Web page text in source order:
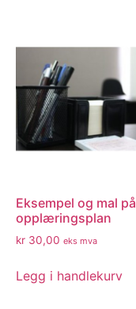
Eksempel og mal på
opplæringsplan
kr 30,00 eks mva
Legg i handlekurv